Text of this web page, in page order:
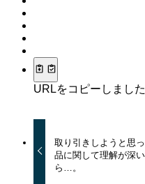
URLをコピーしました
取り引きしようと思
品に関して理解が深
ら…。